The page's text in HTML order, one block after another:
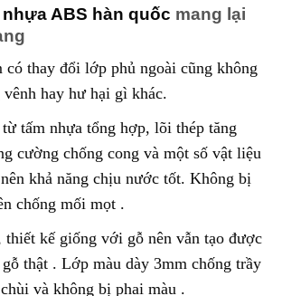
ABS hàn quốc mang lại
có thay đổi lớp phủ ngoài cũng không
hay hư hại gì khác.
tấm nhựa tổng hợp, lõi thép tăng
cường chống cong và một số vật liệu
khả năng chịu nước tốt. Không bị
chống mối mọt .
thiết kế giống với gỗ nên vẫn tạo được
thật . Lớp màu dày 3mm chống trầy
và không bị phai màu .